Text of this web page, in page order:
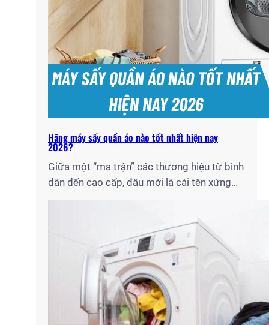
Hãng máy sấy quần áo nào tốt nhất hiện nay
2026?
Giữa một “ma trận” các thương hiệu từ bình
dân đến cao cấp, đâu mới là cái tên xứng
đáng để bạn xuống tiền? Với tư cách là
tôi đã trực tiếp lắp đặt và bảo trì hàng nghìn
chiếc máy sấy cho bà con tại…